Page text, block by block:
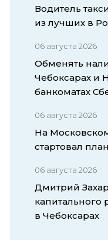
Водитель
из лучших в
06 августа 2026
Обменять
Чебоксарах и
банкоматах
06 августа 2026
На
стартовал
06 августа 2026
Дмитрий
в Чебоксарах